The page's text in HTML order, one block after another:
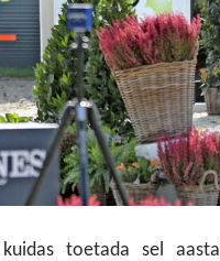
toetada sel aastal